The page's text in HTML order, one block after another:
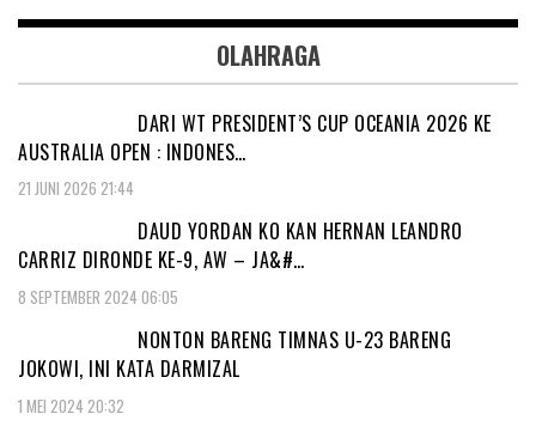
OLAHRAGA
DARI WT PRESIDENT’S CUP OCEANIA 2026 KE
AUSTRALIA OPEN : INDONES…
21 JUNI 2026 21:44
DAUD YORDAN KO KAN HERNAN LEANDRO
CARRIZ DIRONDE KE-9, AW – JA&#…
8 SEPTEMBER 2024 06:05
NONTON BARENG TIMNAS U-23 BARENG
JOKOWI, INI KATA DARMIZAL
1 MEI 2024 20:32